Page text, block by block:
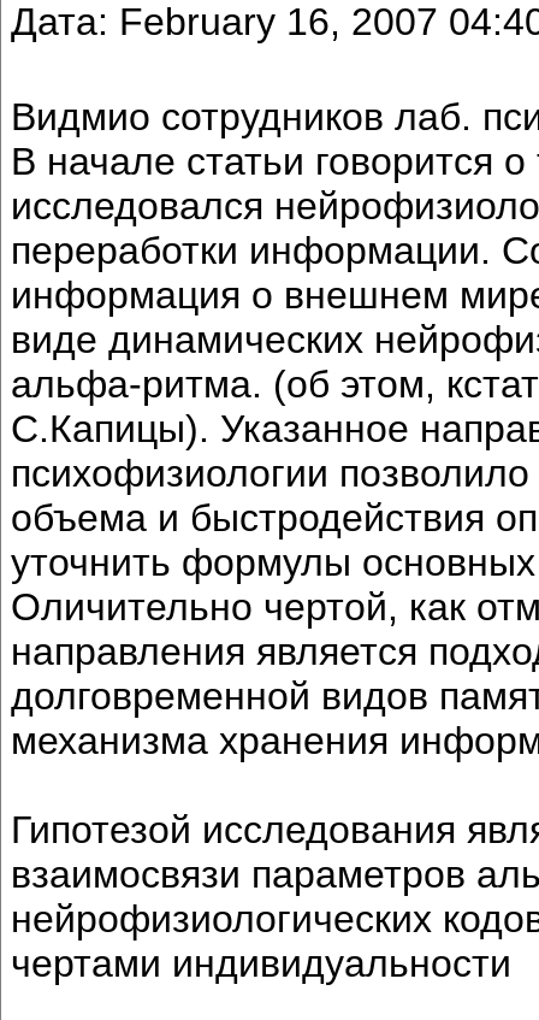
Дата: February 16, 2007
Видмио сотрудников лаб.
В начале статьи говорится
исследовался
переработки информации.
информация о внешнем
виде динамических
альфа-ритма. (об этом,
С.Капицы). Указанное
психофизиологии
объема и быстродействия
уточнить формулы
Оличительно чертой, как
направления является
долговременной видов
механизма хранения
Гипотезой исследования
взаимосвязи параметров
нейрофизиологических
чертами индивидуальности